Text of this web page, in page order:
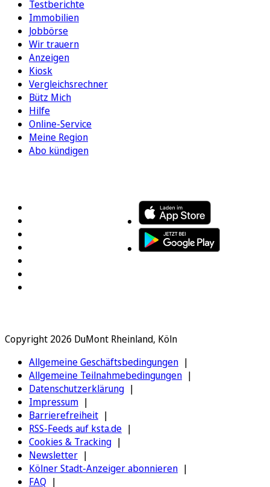
Testberichte
Immobilien
Jobbörse
Wir trauern
Anzeigen
Kiosk
Vergleichsrechner
Bütz Mich
Hilfe
Online-Service
Meine Region
Abo kündigen
Copyright 2026 DuMont Rheinland, Köln
Allgemeine Geschäftsbedingungen
Allgemeine Teilnahmebedingungen
Datenschutzerklärung
Impressum
Barrierefreiheit
RSS-Feeds auf ksta.de
Cookies & Tracking
Newsletter
Kölner Stadt-Anzeiger abonnieren
FAQ